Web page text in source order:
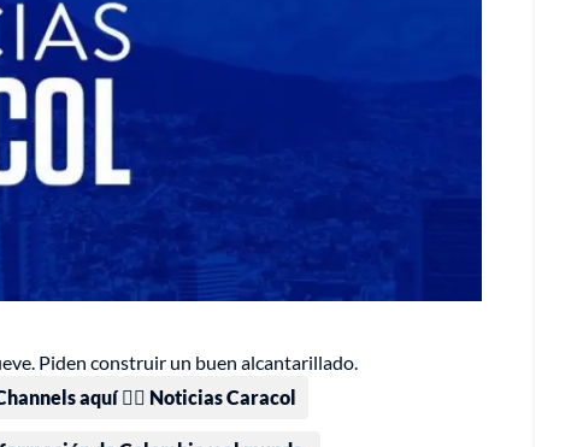
Piden construir un buen alcantarillado.
aquí 👉🏻 Noticias Caracol